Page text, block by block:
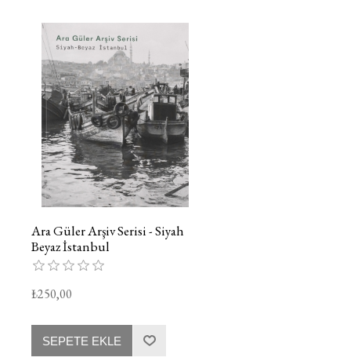
Ara Güler Arşiv Serisi - Siyah
Beyaz İstanbul
₺250,00
SEPETE EKLE